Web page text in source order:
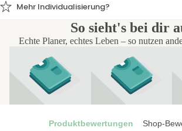
Mehr Individualisierung?
So sieht's bei dir
Echte Planer, echtes Leben – so nutzen
Produktbewertungen Shop-